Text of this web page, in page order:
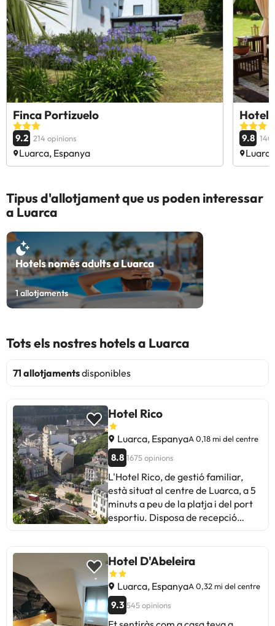
Finca Portizuelo
9.2 214 opinions
Luarca, Espanya
Hotel
9.8 140
Tipus d'allotjament que us poden interessar
a Luarca
Hotels només adults a Luarca
1allotjaments
Tots els nostres hotels a Luarca
71 allotjamentsdisponibles
Hotel Rico
Luarca, EspanyaA 0,18 mi del centre
8.8 1675 opinions
L'Hotel Rico, de gestió familiar,
està situat al centre de Luarca, a 5
minuts a peu de la platja i del port
esportiu. Disposa de recepció
habitacions modernes amb vista a
l'exterior, algunes d'elles amb
balcó. Les habitacions inclouen
escriptori, armari i TV. A més,
disposen de bany privat amb dutxa
Hotel D'Abeleira
Luarca, EspanyaA 0,32 mi del centre
9.3 545 opinions